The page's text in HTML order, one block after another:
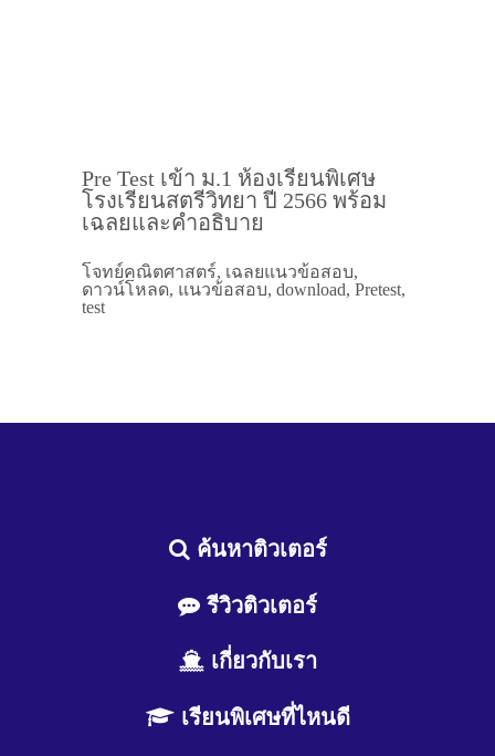
Pre Test เข้า ม.1 ห้องเรียนพิเศษ
โรงเรียนสตรีวิทยา ปี 2566 พร้อม
เฉลยและคำอธิบาย
โจทย์คณิตศาสตร์, เฉลยแนวข้อสอบ,
ดาวน์โหลด, แนวข้อสอบ, download, Pretest,
test
ค้นหาติวเตอร์
รีวิวติวเตอร์
เกี่ยวกับเรา
เรียนพิเศษที่ไหนดี